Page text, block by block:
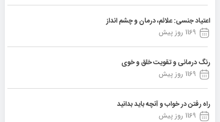
اعتیاد جنسی: علائم، درمان و چشم انداز
1169 روز پیش
رنگ درمانی و تقویت خلق و خوی
1169 روز پیش
راه رفتن در خواب و آنچه باید بدانید
1169 روز پیش